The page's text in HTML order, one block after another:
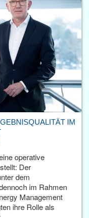
IM
operative
Der
dem
im Rahmen
Management
ihre Rolle als